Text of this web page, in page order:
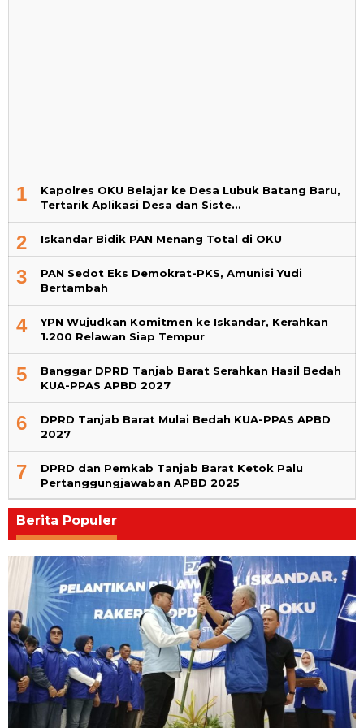
1
Kapolres OKU Belajar ke Desa Lubuk Batang Baru,
Tertarik Aplikasi Desa dan Siste…
2 Iskandar Bidik PAN Menang Total di OKU
3
PAN Sedot Eks Demokrat-PKS, Amunisi Yudi
Bertambah
4
YPN Wujudkan Komitmen ke Iskandar, Kerahkan
1.200 Relawan Siap Tempur
5
Banggar DPRD Tanjab Barat Serahkan Hasil Bedah
KUA-PPAS APBD 2027
6
DPRD Tanjab Barat Mulai Bedah KUA-PPAS APBD
2027
7
DPRD dan Pemkab Tanjab Barat Ketok Palu
Pertanggungjawaban APBD 2025
Berita Populer